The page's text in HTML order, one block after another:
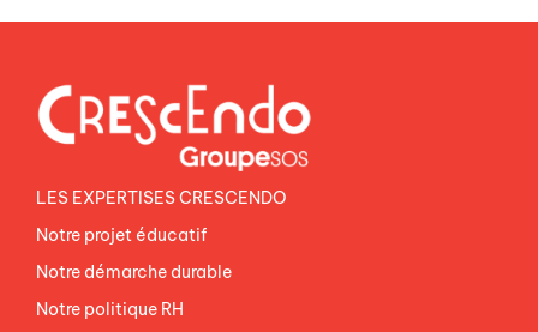
LES EXPERTISES CRESCENDO
Notre projet éducatif
Notre démarche durable
Notre politique RH